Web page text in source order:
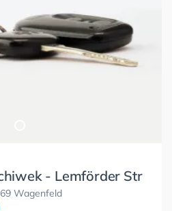
- Lemförder Str
Wagenfeld